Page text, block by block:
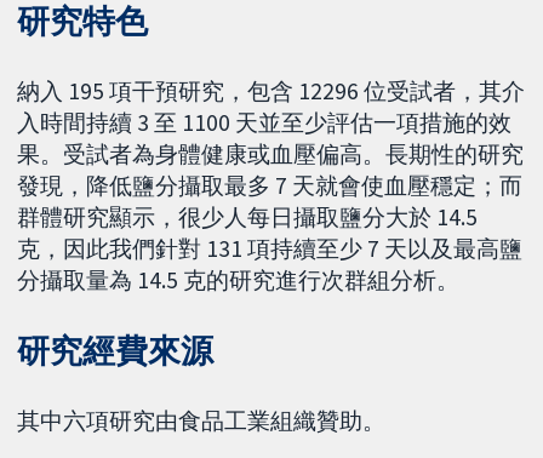
研究特色
納入 195 項干預研究，包含 12296 位受試者，其介
入時間持續 3 至 1100 天並至少評估一項措施的效
果。受試者為身體健康或血壓偏高。長期性的研究
發現，降低鹽分攝取最多 7 天就會使血壓穩定；而
群體研究顯示，很少人每日攝取鹽分大於 14.5
克，因此我們針對 131 項持續至少 7 天以及最高鹽
分攝取量為 14.5 克的研究進行次群組分析。
研究經費來源
其中六項研究由食品工業組織贊助。